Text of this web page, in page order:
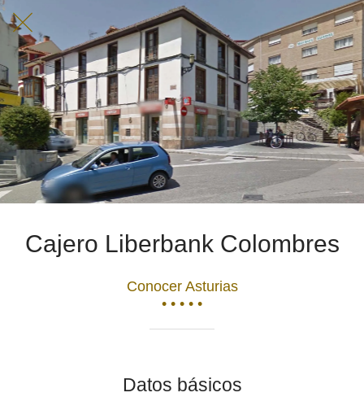
Cajero Liberbank Colombres
Conocer Asturias
• • • • •
Datos básicos